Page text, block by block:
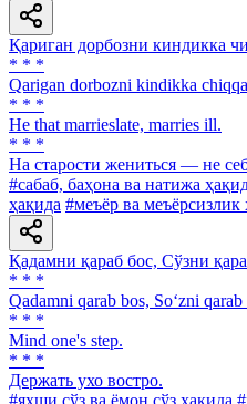
Қариган дорбозни киндикка
* * *
Qarigan dorbozni kindikka
* * *
He that marrieslate, marries ill.
* * *
Ha старости жениться — не
#сабаб, баҳона ва натижа
ҳақида #меъёр ва меъёрсизлик
Қадамни қараб бос, Сўзни
* * *
Qadamni qarab bos, So‘zni qarab
* * *
Mind one's step.
* * *
Держать ухо востро.